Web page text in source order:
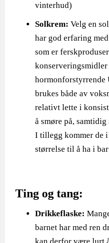
vinterhud)
Solkrem:Velg en
har god erfaring
som er
hormonforstyrrende
brukes både av
relativt lette i
å smøre på,
I tillegg kommer de
størrelse til å ha i
Ting og tang:
Drikkeflaske:
barnet har med ren